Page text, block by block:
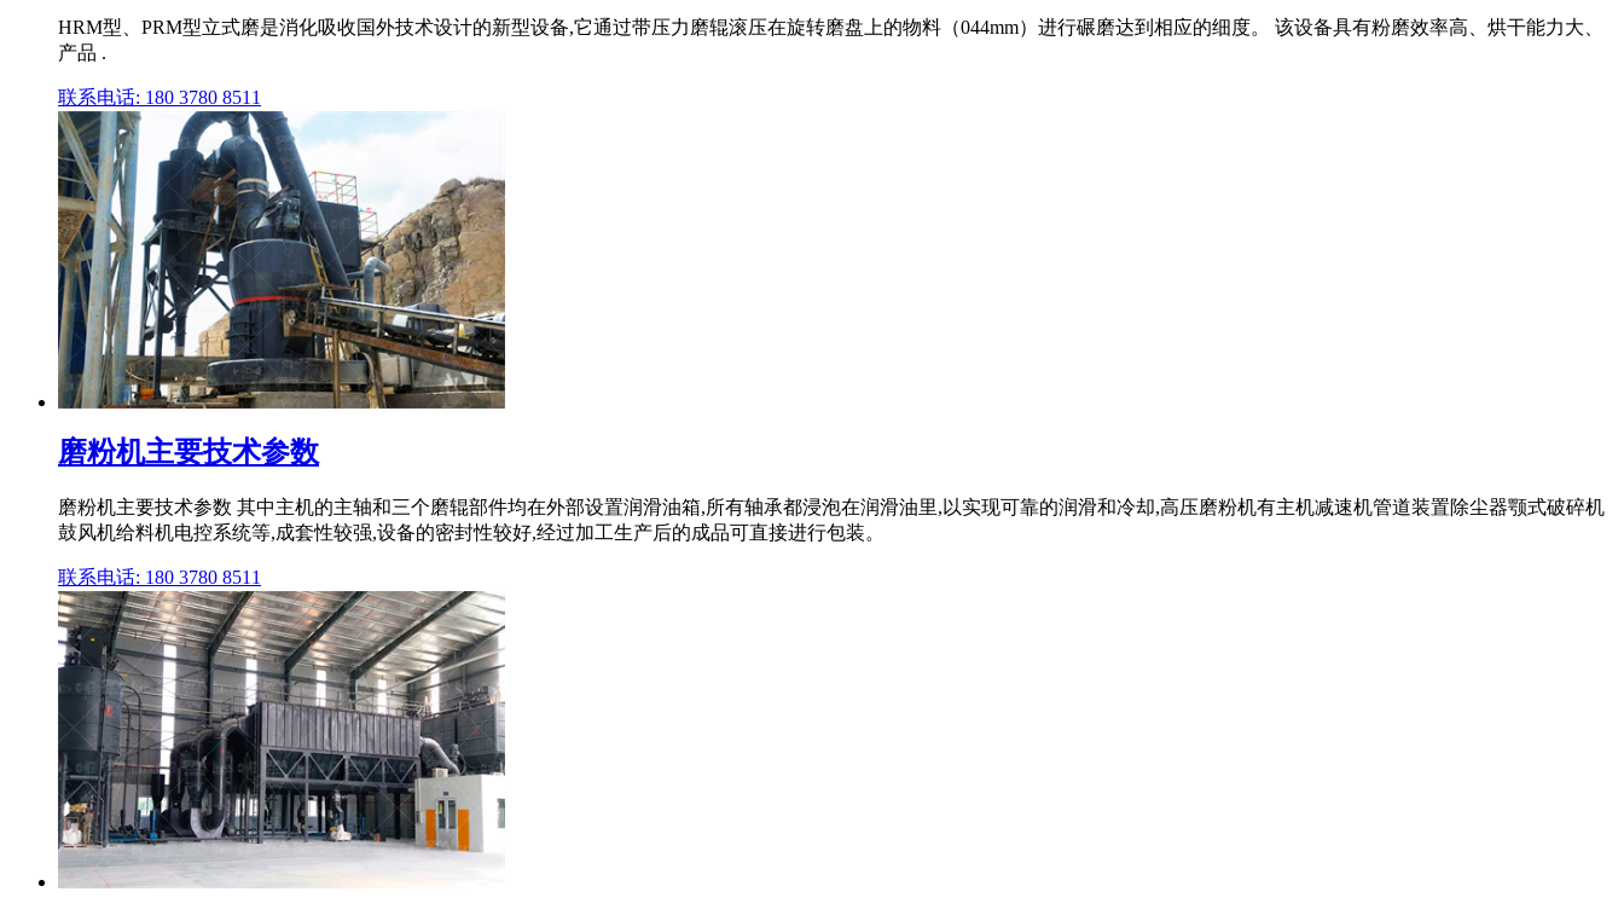
HRM型、PRM型立式磨是消化吸收国外技术设计的新型设备,它通过带压力磨辊滚压在旋转磨盘上的物料（044mm）进行碾磨达到相应的细度。 该设备具有粉磨效率高、烘干能力大、
产品 .
联系电话: 180 3780 8511
磨粉机主要技术参数
磨粉机主要技术参数 其中主机的主轴和三个磨辊部件均在外部设置润滑油箱,所有轴承都浸泡在润滑油里,以实现可靠的润滑和冷却,高压磨粉机有主机减速机管道装置除尘器颚式破碎机
鼓风机给料机电控系统等,成套性较强,设备的密封性较好,经过加工生产后的成品可直接进行包装。
联系电话: 180 3780 8511